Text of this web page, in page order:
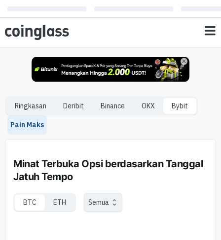
Ringkasan Deribit Binance OKX Bybit
Pain Maks
Minat Terbuka Opsi berdasarkan Tanggal
Jatuh Tempo
BTC ETH Semua